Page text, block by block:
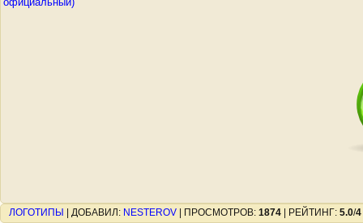
ЛОГОТИПЫ ДОБАВИЛ : NESTEROV ПРОСМОТРОВ: 1874 РЕЙТИНГ: 5.0/4